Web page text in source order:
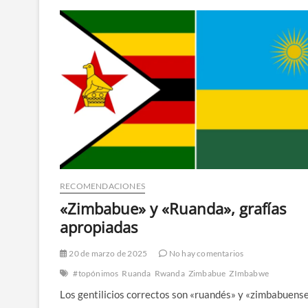
RECOMENDACIONES
«Zimbabue» y «Ruanda», grafías
apropiadas
20 de marzo de 2025
No hay comentarios
#topónimos Ruanda Rwanda Zimbabue ZImbabwe
Los gentilicios correctos son «ruandés» y